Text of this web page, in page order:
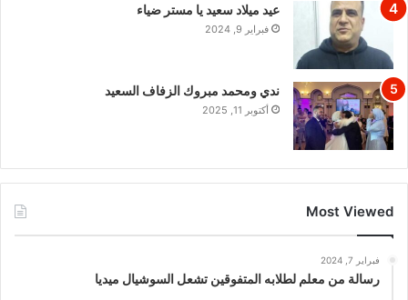
عيد ميلاد سعيد يا مستر ضياء
فبراير 9, 2024
ندي ومحمد مبروك الزفاف السعيد
أكتوبر 11, 2025
Most Viewed
فبراير 7, 2024
رسالة من معلم لطلابه المتفوقين تشعل السوشيال ميديا